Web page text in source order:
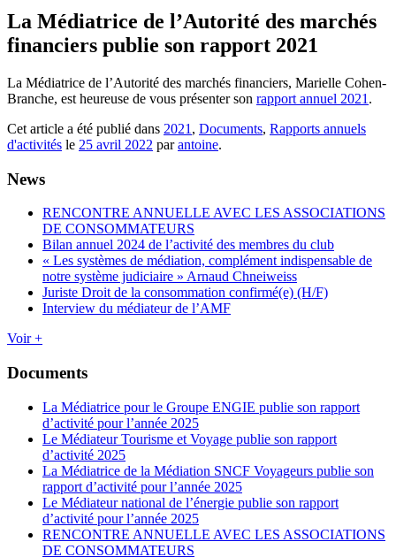
La Médiatrice de l’Autorité des marchés
financiers publie son rapport 2021
La Médiatrice de l’Autorité des marchés financiers, Marielle Cohen-
Branche, est heureuse de vous présenter son rapport annuel 2021 .
Cet article a été publié dans 2021 , Documents, Rapports annuels
d'activités le 25 avril 2022 parantoine.
News
RENCONTRE ANNUELLE AVEC LES ASSOCIATIONS
DE CONSOMMATEURS
Bilan annuel 2024 de l’activité des membres du club
« Les systèmes de médiation, complément indispensable de
notre système judiciaire » Arnaud Chneiweiss
Juriste Droit de la consommation confirmé(e) (H/F)
Interview du médiateur de l’AMF
Voir +
Documents
La Médiatrice pour le Groupe ENGIE publie son rapport
d’activité pour l’année 2025
Le Médiateur Tourisme et Voyage publie son rapport
d’activité 2025
La Médiatrice de la Médiation SNCF Voyageurs publie son
rapport d’activité pour l’année 2025
Le Médiateur national de l’énergie publie son rapport
d’activité pour l’année 2025
RENCONTRE ANNUELLE AVEC LES ASSOCIATIONS
DE CONSOMMATEURS